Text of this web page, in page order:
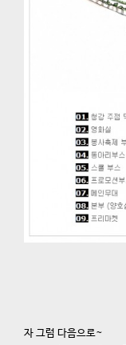
자 그럼 다음으로~